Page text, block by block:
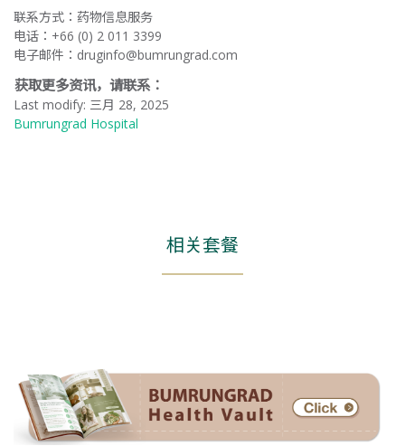
联系方式：药物信息服务
电话：+66 (0) 2 011 3399
电子邮件： druginfo@bumrungrad.com
获取更多资讯，请联系：
Last modify: 三月 28, 2025
Bumrungrad Hospital
相关套餐